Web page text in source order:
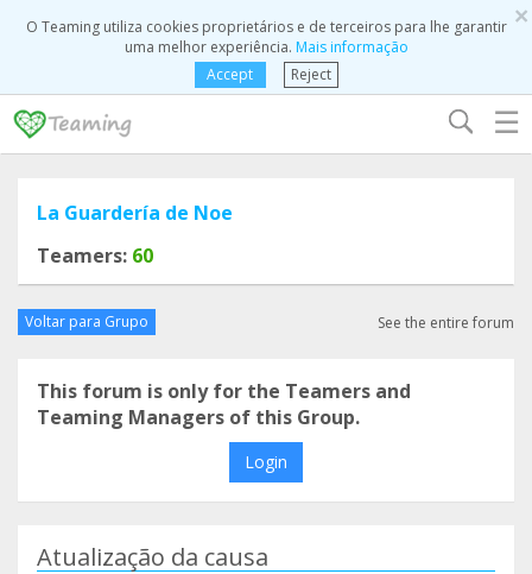
×
O Teaming utiliza cookies proprietários e de terceiros para lhe garantir
uma melhor experiência. Mais informação
Accept
Reject
☰
La Guardería de Noe
Teamers: 60
Voltar para Grupo See the entire forum
This forum is only for the Teamers and
Teaming Managers of this Group.
Login
Atualização da causa